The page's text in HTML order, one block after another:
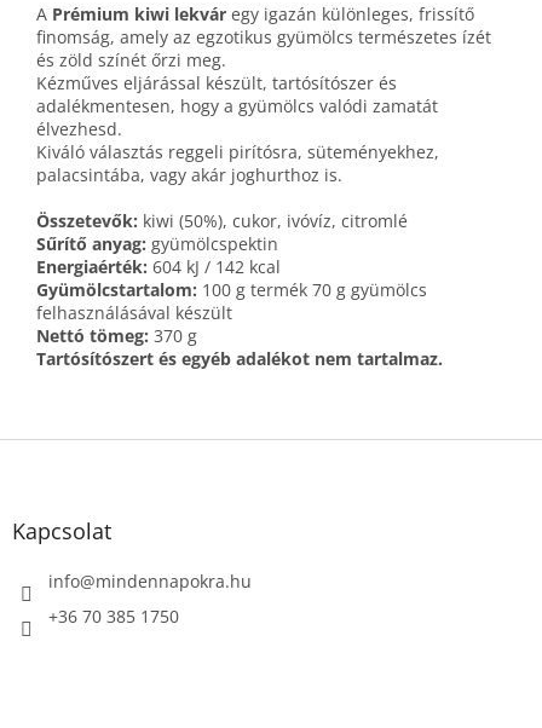
A Prémium kiwi lekvár egy igazán különleges, frissítő
finomság, amely az egzotikus gyümölcs természetes ízét
és zöld színét őrzi meg.
Kézműves eljárással készült, tartósítószer és
adalékmentesen, hogy a gyümölcs valódi zamatát
élvezhesd.
Kiváló választás reggeli pirítósra, süteményekhez,
palacsintába, vagy akár joghurthoz is.
Összetevők: kiwi (50%), cukor, ivóvíz, citromlé
Sűrítő anyag: gyümölcspektin
Energiaérték: 604 kJ / 142 kcal
Gyümölcstartalom: 100 g termék 70 g gyümölcs
felhasználásával készült
Nettó tömeg: 370 g
Tartósítószert és egyéb adalékot nem tartalmaz.
L
Kapcsolat
info@mindennapokra.hu
+36 70 385 1750